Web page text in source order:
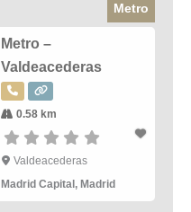
Metro
Metro –
Valdeacederas
0.58 km
Valdeacederas
Madrid Capital , Madrid